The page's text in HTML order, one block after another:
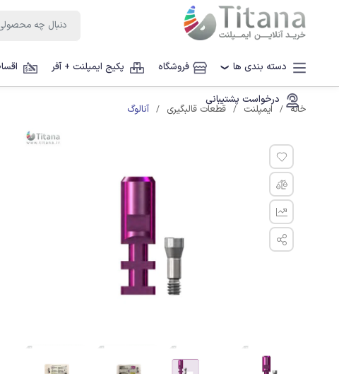
دسته بندی ها ❯ فروشگاه پکیج ایمپلنت + آفر
درخواست پشتیبانی
خانه ایمپلنت قطعات قالبگیری آنالوگ